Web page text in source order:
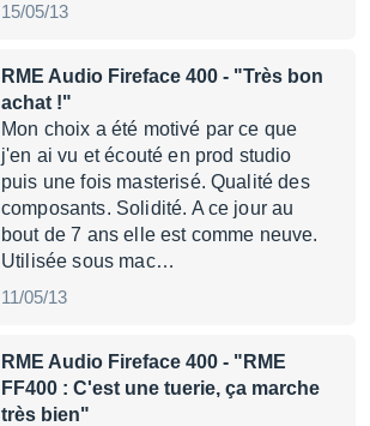
15/05/13
RME Audio Fireface 400 - "Très bon
achat !"
Mon choix a été motivé par ce que
j'en ai vu et écouté en prod studio
puis une fois masterisé. Qualité des
composants. Solidité. A ce jour au
bout de 7 ans elle est comme neuve.
Utilisée sous mac…
11/05/13
RME Audio Fireface 400 - "RME
FF400 : C'est une tuerie, ça marche
très bien"